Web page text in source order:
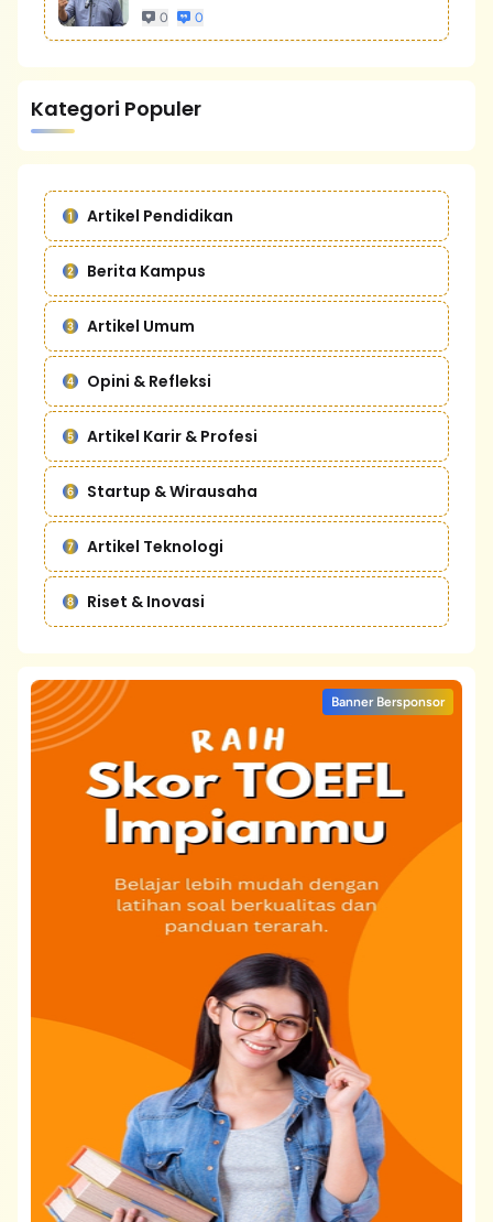
0 0
Kategori Populer
Artikel Pendidikan
Berita Kampus
Artikel Umum
Opini & Refleksi
Artikel Karir & Profesi
Startup & Wirausaha
Artikel Teknologi
Riset & Inovasi
Banner Bersponsor